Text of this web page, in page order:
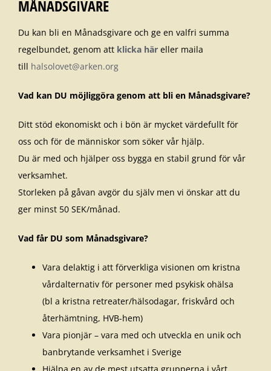
MÅNADSGIVARE
Du kan bli en Månadsgivare och ge en valfri summa
regelbundet, genom att klicka här eller maila
till halsolovet@arken.org
Vad kan DU möjliggöra genom att bli en Månadsgivare?
Ditt stöd ekonomiskt och i bön är mycket värdefullt för
oss och för de människor som söker vår hjälp.
Du är med och hjälper oss bygga en stabil grund för vår
verksamhet.
Storleken på gåvan avgör du själv men vi önskar att du
ger minst 50 SEK/månad.
Vad får DU som Månadsgivare?
Vara delaktig i att förverkliga visionen om kristna
vårdalternativ för personer med psykisk ohälsa
(bl a kristna retreater/hälsodagar, friskvård och
återhämtning, HVB-hem)
Vara pionjär – vara med och utveckla en unik och
banbrytande verksamhet i Sverige